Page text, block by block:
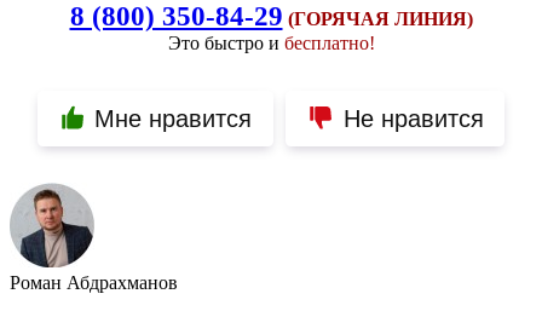
8 (800) 350-84-29 (ГОРЯЧАЯ ЛИНИЯ)
Это быстро и бесплатно!
Мне нравится Не нравится
Роман Абдрахманов